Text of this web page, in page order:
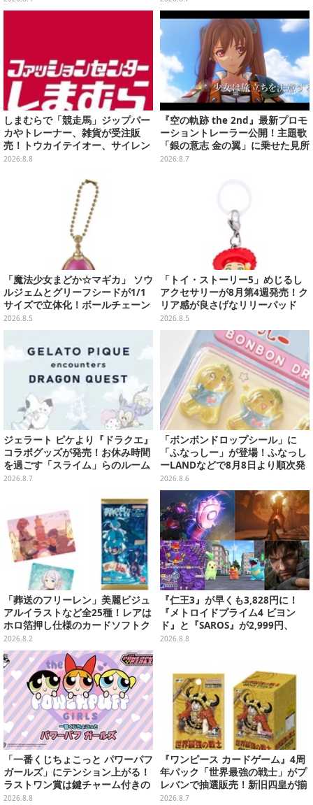
など自由度高め
しまむらで「競走馬」ジップパー
カやトレーナー、雑貨が受注販
売！トウカイテイオー、サイレン
ススズカなど名馬をデザイン
2026.8.8
『空の軌跡 the 2nd』最新プロモ
ーショントレーラー公開！主題歌
「銀の意志 金の翼」に乗せた見所
満載の映像に
2026.8.7
「魔法少女まどか☆マギカ」 ソウ
ルジェムとグリーフシードが1/1
サイズで立体化！ボールチェーン
を外せばフィギュアとして飾れる
ガシャポン全6種
2026.8.5
「トイ・ストーリー5」めじるし
アクセサリーが8月第4週発売！ク
リア感が良さげなリリーパッド
や、ジェシーなど全5種ラインナ
2026.8.5
ジェラート ピケより『ドラクエ』
コラボグッズが発売！お休み時間
を過ごす「スライム」らのルーム
ウェア、雑貨など多数ラインナッ
2026.8.7
「ボンボンドロップシール」に
「ふなっしー」が登場！ふなっし
ーLANDなどで8月8日より順次発
売
2026.8.6
「葬送のフリーレン」美麗ビジュ
アルイラストなど全25種！レアは
ホロ箔押し仕様のカードソフトク
ッキー
2026.8.2
『仁王3』が早くも3,828円に！
『メトロイドプライム4 ビヨン
ド』と『SAROS』が2,999円、
『メタルギアソリッド Δ』は2,49
2026.8.8
「一番くじちょこっと パワーパフ
ガールズ」にテンション上がる！
ラストワン賞は鍵チャーム付きの
シール帳スペシャルセット
2026.8.8
『ワンピース カードゲーム』4周
年パック「世界最強の戦士」がプ
レバンで抽選販売！新旧四皇が揃
い踏み、刃牙作者が描く「カイド
2026.8.7